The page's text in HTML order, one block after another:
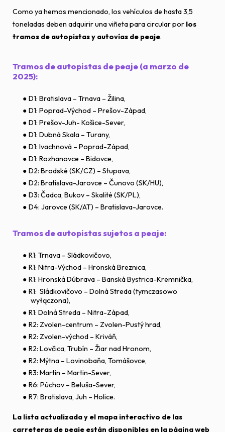
Como ya hemos mencionado, los vehículos de hasta 3,5
toneladas deben adquirir una viñeta para circular por los
tramos de autopistas y autovías de peaje.
Tramos de autopistas de peaje (a marzo de
2025):
D1: Bratislava – Trnava – Žilina,
D1: Poprad-Východ – Prešov-Západ,
D1: Prešov-Juh- Košice-Sever,
D1: Dubná Skala – Turany,
D1: Ivachnová – Poprad-Západ,
D1: Rozhanovce – Bidovce,
D2: Brodské (SK/CZ) – Stupava,
D2: Bratislava-Jarovce – Čunovo (SK/HU),
D3: Čadca, Bukov – Skalité (SK/PL),
D4: Jarovce (SK/AT) – Bratislava-Jarovce.
Tramos de autopistas sujetos a peaje:
R1: Trnava – Sládkovičovo,
R1: Nitra-Východ – Hronská Breznica,
R1: Hronská Dúbrava – Banská Bystrica-Kremnička,
R1: Sládkovičovo – Dolná Streda (tymczasowo
wyłączona),
R1: Dolná Streda – Nitra-Západ,
R2: Zvolen-centrum – Zvolen-Pustý hrad,
R2: Zvolen-východ – Kriváň,
R2: Lovčica, Trubín – Žiar nad Hronom,
R2: Mýtna – Lovinobaňa, Tomášovce,
R3: Martin – Martin-Sever,
R6: Púchov – Beluša-Sever,
R7: Bratislava, Juh – Holice.
La lista actualizada y el mapa interactivo de las
carreteras de peaje están disponibles en la página web